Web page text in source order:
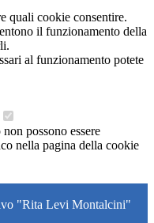
quali cookie consentire.
il funzionamento della
al funzionamento potete
possono essere
nella pagina della cookie
"Rita Levi Montalcini"